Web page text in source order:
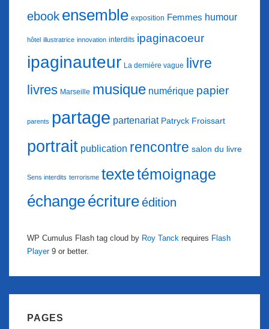
ebook ensemble exposition Femmes humour
hôtel illustratrice innovation interdits ipaginacoeur
ipaginauteur La dernière vague livre
livres Marseille musique numérique papier
parents partage partenariat Patryck Froissart
portrait publication rencontre salon du livre
Sens interdits terrorisme textetémoignage
échangeécritureédition
WP Cumulus Flash tag cloud by Roy Tanck requires Flash
Player9 or better.
PAGES